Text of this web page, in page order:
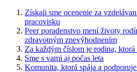
Získali sme ocenenie za
pracovisku
Peer poradenstvo mení životy
zdravotným znevýhodnením
Za každým číslom je rodina, ktorá
Sme s vami aj počas leta
Komunita, ktorá spája a